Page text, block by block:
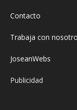
Contacto
Trabaja con
JoseanWebs
Publicidad